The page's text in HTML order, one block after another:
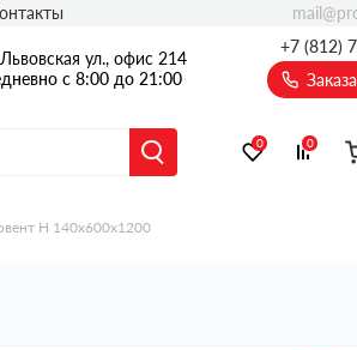
ул., офис 214
с 8:00 до 21:00
+7 (812)
0 0
Н 140х600х1200